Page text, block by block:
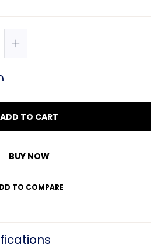
ADD TO CART
BUY NOW
TO COMPARE